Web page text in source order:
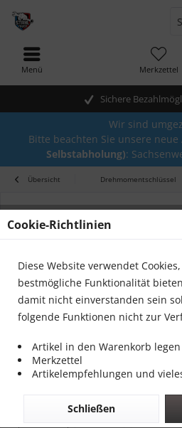
Sichere
Merkzettel
Menü
Wir sind
Bitte beachten Sie unsere
Selbstabholung):
Übersicht Drehmomentschlüssel
Cookie-Richtlinien
Diese Website verwendet
bestmögliche Funktionalität
damit nicht einverstanden sein
folgende Funktionen nicht zur
Artikel in den Warenkorb legen
Merkzettel
Artikelempfehlungen und
Schließen